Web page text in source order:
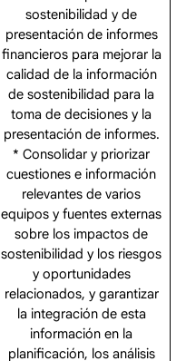
sostenibilidad y de
presentación de informes
financieros para mejorar la
calidad de la información
de sostenibilidad para la
toma de decisiones y la
presentación de informes.
* Consolidar y priorizar
cuestiones e información
relevantes de varios
equipos y fuentes externas
sobre los impactos de
sostenibilidad y los riesgos
y oportunidades
relacionados, y garantizar
la integración de esta
información en la
planificación, los análisis